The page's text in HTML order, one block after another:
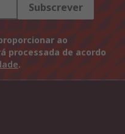
Subscrever
ao
processada de acordo
.